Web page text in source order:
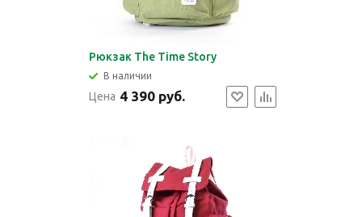
Рюкзак The Time Story
В наличии
Цена 4 390 руб.